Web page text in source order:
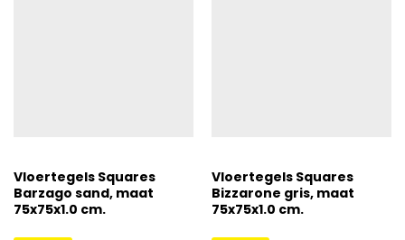
Vloertegels Squares
Barzago sand, maat
75x75x1.0 cm.
Vloertegels Squares
Bizzarone gris, maat
75x75x1.0 cm.